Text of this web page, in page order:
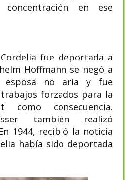
en ese
fue deportada a
Hoffmann se negó a
esposa no aria y fue
forzados para la
como consecuencia.
también realizó
1944, recibió la noticia
había sido deportada